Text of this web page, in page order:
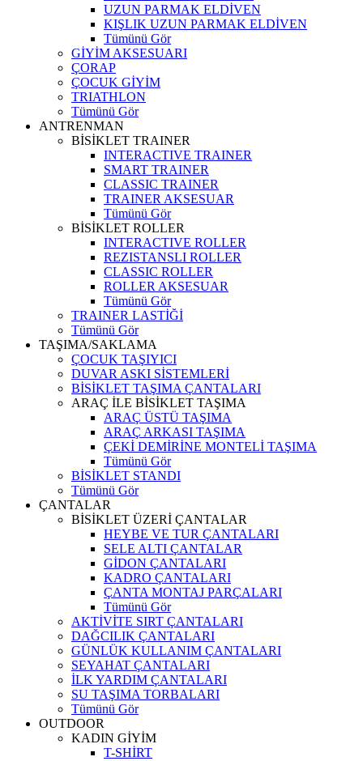
UZUN PARMAK ELDİVEN
KIŞLIK UZUN PARMAK ELDİVEN
Tümünü Gör
GİYİM AKSESUARI
ÇORAP
ÇOCUK GİYİM
TRIATHLON
Tümünü Gör
ANTRENMAN
BİSİKLET TRAINER
INTERACTIVE TRAINER
SMART TRAINER
CLASSIC TRAINER
TRAINER AKSESUAR
Tümünü Gör
BİSİKLET ROLLER
INTERACTIVE ROLLER
REZISTANSLI ROLLER
CLASSIC ROLLER
ROLLER AKSESUAR
Tümünü Gör
TRAINER LASTİĞİ
Tümünü Gör
TAŞIMA/SAKLAMA
ÇOCUK TAŞIYICI
DUVAR ASKI SİSTEMLERİ
BİSİKLET TAŞIMA ÇANTALARI
ARAÇ İLE BİSİKLET TAŞIMA
ARAÇ ÜSTÜ TAŞIMA
ARAÇ ARKASI TAŞIMA
ÇEKİ DEMİRİNE MONTELİ TAŞIMA
Tümünü Gör
BİSİKLET STANDI
Tümünü Gör
ÇANTALAR
BİSİKLET ÜZERİ ÇANTALAR
HEYBE VE TUR ÇANTALARI
SELE ALTI ÇANTALAR
GİDON ÇANTALARI
KADRO ÇANTALARI
ÇANTA MONTAJ PARÇALARI
Tümünü Gör
AKTİVİTE SIRT ÇANTALARI
DAĞCILIK ÇANTALARI
GÜNLÜK KULLANIM ÇANTALARI
SEYAHAT ÇANTALARI
İLK YARDIM ÇANTALARI
SU TAŞIMA TORBALARI
Tümünü Gör
OUTDOOR
KADIN GİYİM
T-SHİRT